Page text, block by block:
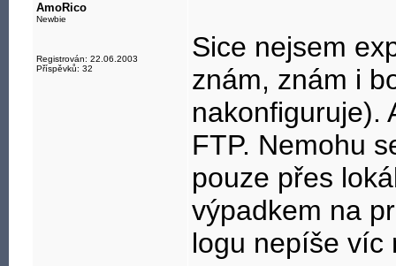
AmoRico
Newbie
Registrován: 22.06.2003
Příspěvků: 32
Sice nejsem
znám, znám i
nakonfiguruje).
FTP. Nemohu
pouze přes
výpadkem na
logu nepíše víc